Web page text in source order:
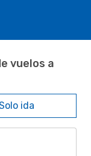
vuelos a
ida